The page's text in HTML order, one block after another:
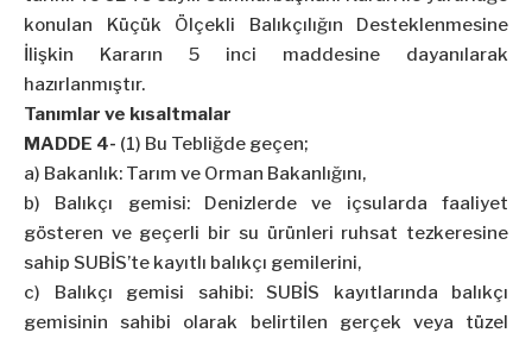
konulan Küçük Ölçekli Balıkçılığın Desteklenmesine
İlişkin Kararın 5 inci maddesine dayanılarak
hazırlanmıştır.
Tanımlar ve kısaltmalar
MADDE 4- (1) Bu Tebliğde geçen;
a) Bakanlık: Tarım ve Orman Bakanlığını,
b) Balıkçı gemisi: Denizlerde ve içsularda faaliyet
gösteren ve geçerli bir su ürünleri ruhsat tezkeresine
sahip SUBİS’te kayıtlı balıkçı gemilerini,
c) Balıkçı gemisi sahibi: SUBİS kayıtlarında balıkçı
gemisinin sahibi olarak belirtilen gerçek veya tüzel